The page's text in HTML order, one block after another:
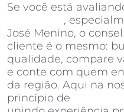
Se você está
,
José Menino, o
cliente é o mesmo:
qualidade, compare
e conte com quem
da região. Aqui na
princípio de